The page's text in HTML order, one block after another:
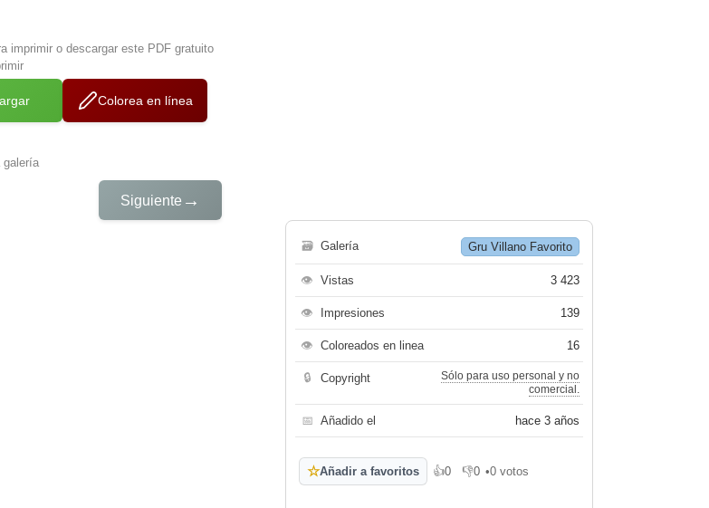
imprimir o descargar este PDF gratuito
Colorea en línea
galería
Siguiente →
🗃 Galería Gru Villano Favorito
👁 Vistas 3 423
👁 Impresiones 139
👁 Coloreados en linea 16
🔒 Copyright
Sólo para uso personal y no
comercial.
📅 Añadido el hace 3 años
☆Añadir a favoritos 👍0
Me gusta
👎0
No me gusta
•0 votos